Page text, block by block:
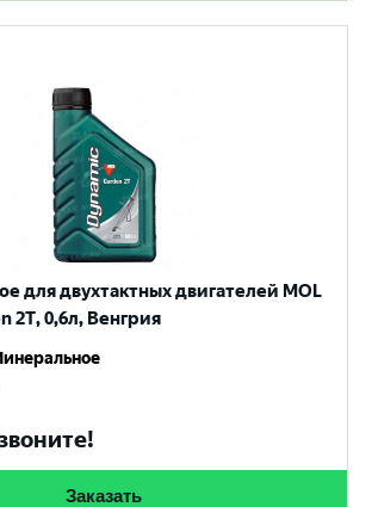
для двухтактных двигателей MOL
2T, 0,6л, Венгрия
Заказать